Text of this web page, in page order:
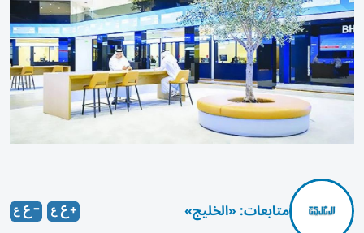
متابعات: «الخليج»